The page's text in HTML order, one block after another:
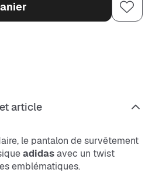
article
le pantalon de survêtement
adidasavec un twist
emblématiques.